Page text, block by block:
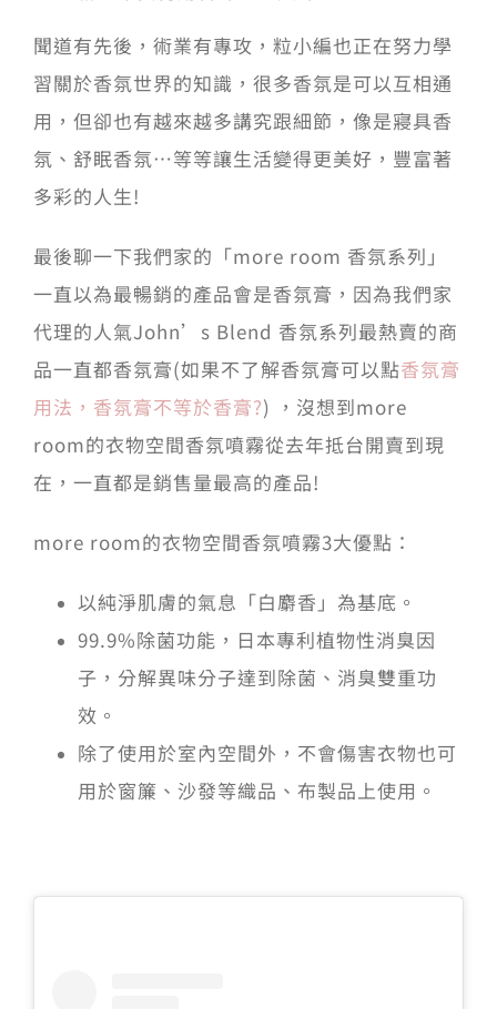
聞道有先後，術業有專攻，粒小編也正在努力學
習關於香氛世界的知識，很多香氛是可以互相通
用，但卻也有越來越多講究跟細節，像是寢具香
氛、舒眠香氛…等等讓生活變得更美好，豐富著
多彩的人生!
最後聊一下我們家的「more room 香氛系列」
一直以為最暢銷的產品會是香氛膏，因為我們家
代理的人氣John’s Blend 香氛系列最熱賣的商
品一直都香氛膏(如果不了解香氛膏可以點香氛膏
用法，香氛膏不等於香膏?) ，沒想到more
room的衣物空間香氛噴霧從去年抵台開賣到現
在，一直都是銷售量最高的產品!
more room的衣物空間香氛噴霧3大優點：
以純淨肌膚的氣息「白麝香」為基底。
99.9%除菌功能，日本專利植物性消臭因
子，分解異味分子達到除菌、消臭雙重功
效。
除了使用於室內空間外，不會傷害衣物也可
用於窗簾、沙發等織品、布製品上使用。